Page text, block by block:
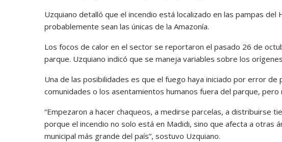
Uzquiano detalló que el incendio está localizado en las pampas
probablemente sean las únicas de la Amazonía.
Los focos de calor en el sector se reportaron el pasado 26 de
parque. Uzquiano indicó que se maneja variables sobre los
Una de las posibilidades es que el fuego haya iniciado por error
comunidades o los asentamientos humanos fuera del parque, pero
“Empezaron a hacer chaqueos, a medirse parcelas, a distribuirse
porque el incendio no solo está en Madidi, sino que afecta a otras
municipal más grande del país”, sostuvo Uzquiano.